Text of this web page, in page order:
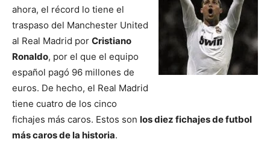
ahora, el récord lo tiene el
traspaso del Manchester United
al Real Madrid por Cristiano
Ronaldo, por el que el equipo
español pagó 96 millones de
euros. De hecho, el Real Madrid
tiene cuatro de los cinco
fichajes más caros. Estos son los diez fichajes de futbol
más caros de la historia.